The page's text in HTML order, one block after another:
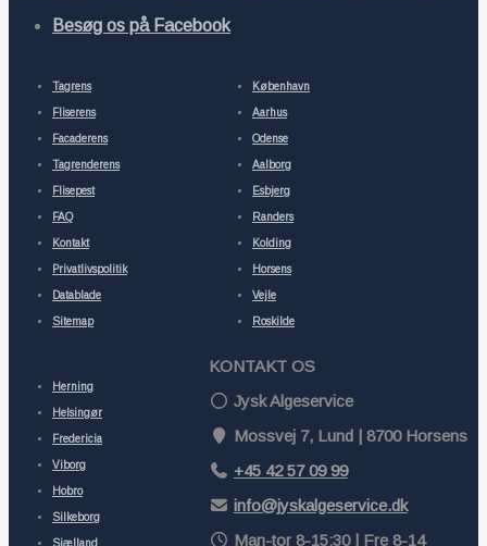
Besøg os på Facebook
Tagrens
Fliserens
Facaderens
Tagrenderens
Flisepest
FAQ
Kontakt
Privatlivspolitik
Datablade
Sitemap
København
Aarhus
Odense
Aalborg
Esbjerg
Randers
Kolding
Horsens
Vejle
Roskilde
Herning
Helsingør
Fredericia
Viborg
Hobro
Silkeborg
Sjælland
KONTAKT OS
Jysk Algeservice
Mossvej 7, Lund | 8700 Horsens
+45 42 57 09 99
info@jyskalgeservice.dk
Man-tor 8-15:30 | Fre 8-14